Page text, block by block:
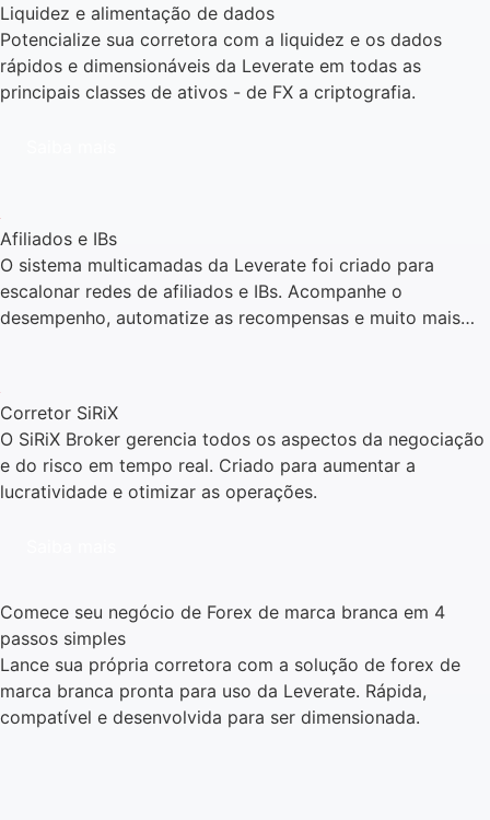
Liquidez e alimentação de dados
Potencialize sua corretora com a liquidez e os dados
rápidos e dimensionáveis da Leverate em todas as
principais classes de ativos - de FX a criptografia.
Afiliados e IBs
O sistema multicamadas da Leverate foi criado para
escalonar redes de afiliados e IBs. Acompanhe o
desempenho, automatize as recompensas e muito mais…
Corretor SiRiX
O SiRiX Broker gerencia todos os aspectos da negociação
e do risco em tempo real. Criado para aumentar a
lucratividade e otimizar as operações.
Comece seu negócio de Forex de marca branca em 4
passos simples
Lance sua própria corretora com a solução de forex de
marca branca pronta para uso da Leverate. Rápida,
compatível e desenvolvida para ser dimensionada.